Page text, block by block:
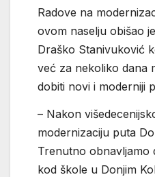
Radove na
ovom naselju obišao
Draško Stanivuković
već za nekoliko dana
dobiti novi i moderniji
– Nakon
modernizaciju puta
Trenutno obnavljamo
kod škole u Donjim